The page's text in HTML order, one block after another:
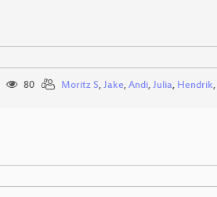
80 Moritz S, Jake, Andi, Julia, Hendrik,